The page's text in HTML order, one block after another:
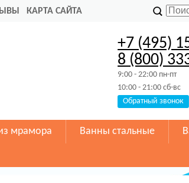
КАРТА САЙТА
+7 (495)
8 (800)
9:00 - 22:00 пн-пт
10:00 - 21:00 сб-вс
Обратный звонок
мрамора Ванны стальные